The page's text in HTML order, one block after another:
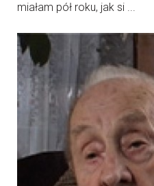
miałam pół roku, jak si ...